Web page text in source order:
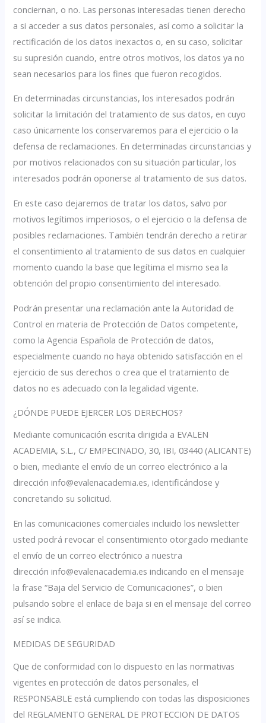
conciernan, o no. Las personas interesadas tienen derecho
a si acceder a sus datos personales, así como a solicitar la
rectificación de los datos inexactos o, en su caso, solicitar
su supresión cuando, entre otros motivos, los datos ya no
sean necesarios para los fines que fueron recogidos.
En determinadas circunstancias, los interesados podrán
solicitar la limitación del tratamiento de sus datos, en cuyo
caso únicamente los conservaremos para el ejercicio o la
defensa de reclamaciones. En determinadas circunstancias y
por motivos relacionados con su situación particular, los
interesados podrán oponerse al tratamiento de sus datos.
En este caso dejaremos de tratar los datos, salvo por
motivos legítimos imperiosos, o el ejercicio o la defensa de
posibles reclamaciones. También tendrán derecho a retirar
el consentimiento al tratamiento de sus datos en cualquier
momento cuando la base que legítima el mismo sea la
obtención del propio consentimiento del interesado.
Podrán presentar una reclamación ante la Autoridad de
Control en materia de Protección de Datos competente,
como la Agencia Española de Protección de datos,
especialmente cuando no haya obtenido satisfacción en el
ejercicio de sus derechos o crea que el tratamiento de
datos no es adecuado con la legalidad vigente.
¿DÓNDE PUEDE EJERCER LOS DERECHOS?
Mediante comunicación escrita dirigida a EVALEN
ACADEMIA, S.L., C/ EMPECINADO, 30, IBI, 03440 (ALICANTE)
o bien, mediante el envío de un correo electrónico a la
dirección info@evalenacademia.es, identificándose y
concretando su solicitud.
En las comunicaciones comerciales incluido los newsletter
usted podrá revocar el consentimiento otorgado mediante
el envío de un correo electrónico a nuestra
dirección info@evalenacademia.es indicando en el mensaje
la frase “Baja del Servicio de Comunicaciones”, o bien
pulsando sobre el enlace de baja si en el mensaje del correo
así se indica.
MEDIDAS DE SEGURIDAD
Que de conformidad con lo dispuesto en las normativas
vigentes en protección de datos personales, el
RESPONSABLE está cumpliendo con todas las disposiciones
del REGLAMENTO GENERAL DE PROTECCION DE DATOS